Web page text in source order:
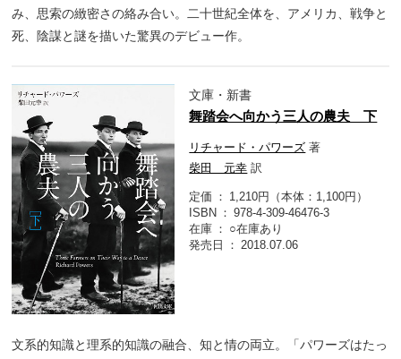
み、思索の緻密さの絡み合い。二十世紀全体を、アメリカ、戦争と
死、陰謀と謎を描いた驚異のデビュー作。
文庫・新書
舞踏会へ向かう三人の農夫 下
リチャード・パワーズ 著
柴田 元幸 訳
定価
1,210円（本体：1,100円）
ISBN
978-4-309-46476-3
在庫
○在庫あり
発売日
2018.07.06
文系的知識と理系的知識の融合、知と情の両立。「パワーズはたっ